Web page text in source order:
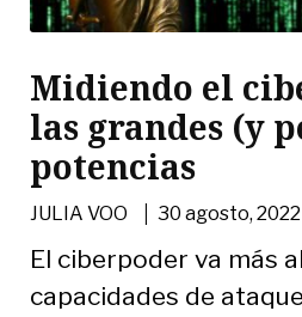
Midiendo el
las grandes (y
potencias
JULIA VOO |30 agosto, 2022
El ciberpoder va más
capacidades de